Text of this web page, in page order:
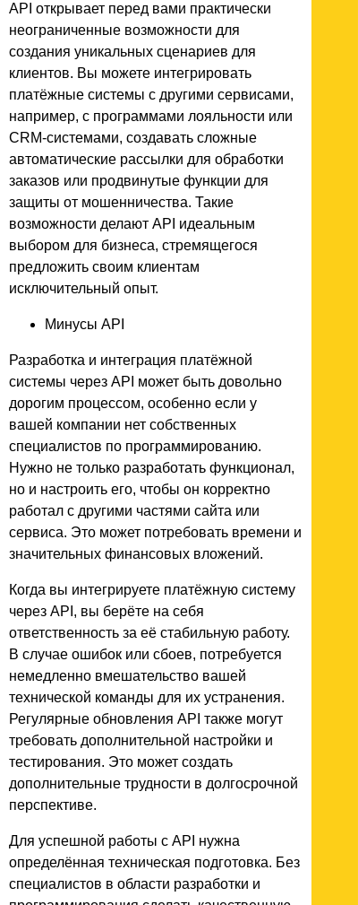
API открывает перед вами практически
неограниченные возможности для
создания уникальных сценариев для
клиентов. Вы можете интегрировать
платёжные системы с другими сервисами,
например, с программами лояльности или
CRM-системами, создавать сложные
автоматические рассылки для обработки
заказов или продвинутые функции для
защиты от мошенничества. Такие
возможности делают API идеальным
выбором для бизнеса, стремящегося
предложить своим клиентам
исключительный опыт.
Минусы API
Разработка и интеграция платёжной
системы через API может быть довольно
дорогим процессом, особенно если у
вашей компании нет собственных
специалистов по программированию.
Нужно не только разработать функционал,
но и настроить его, чтобы он корректно
работал с другими частями сайта или
сервиса. Это может потребовать времени и
значительных финансовых вложений.
Когда вы интегрируете платёжную систему
через API, вы берёте на себя
ответственность за её стабильную работу.
В случае ошибок или сбоев, потребуется
немедленно вмешательство вашей
технической команды для их устранения.
Регулярные обновления API также могут
требовать дополнительной настройки и
тестирования. Это может создать
дополнительные трудности в долгосрочной
перспективе.
Для успешной работы с API нужна
определённая техническая подготовка. Без
специалистов в области разработки и